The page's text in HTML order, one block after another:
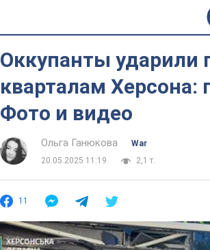
Оккупанты ударили
кварталам Херсона:
Фото и видео
Ольга Ганюкова
War
20.05.2025 11:19
2,1 т.
11